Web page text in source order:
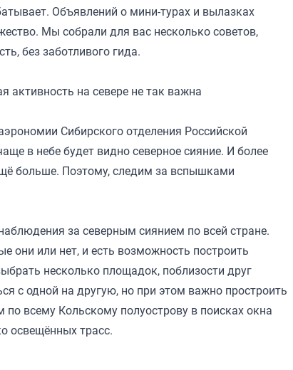
Объявлений о мини-турах и вылазках
Мы собрали для вас несколько советов,
без заботливого гида.
активность на севере не так важна
Сибирского отделения Российской
в небе будет видно северное сияние. И более
больше. Поэтому, следим за вспышками
за северным сиянием по всей стране.
они или нет, и есть возможность построить
несколько площадок, поблизости друг
с одной на другую, но при этом важно простроить
всему Кольскому полуострову в поисках окна
освещённых трасс.